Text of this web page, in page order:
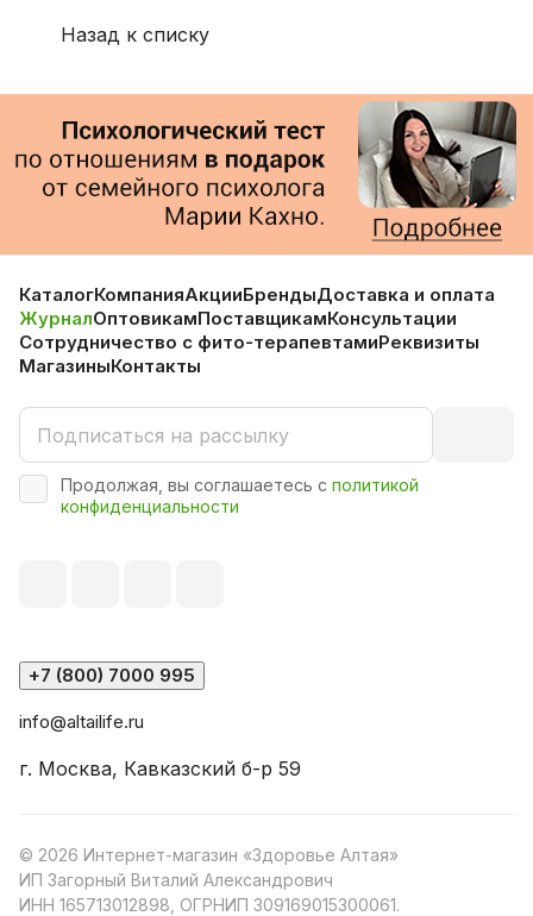
Назад к списку
КаталогКомпанияАкцииБрендыДоставка и оплата
ЖурналОптовикамПоставщикамКонсультации
Сотрудничество с фито-терапевтамиРеквизиты
МагазиныКонтакты
Продолжая, вы соглашаетесь с политикой
конфиденциальности
+7 (800) 7000 995
info@altailife.ru
г. Москва, Кавказский б-р 59
© 2026 Интернет-магазин «Здоровье Алтая»
ИП Загорный Виталий Александрович
ИНН 165713012898, ОГРНИП 309169015300061.